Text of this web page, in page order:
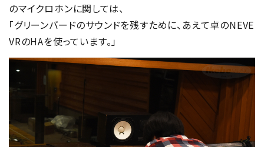
のマイクロホンに関しては、
「グリーンバードのサウンドを残すために、あえて卓のNEVE
VRのHAを使っています。」